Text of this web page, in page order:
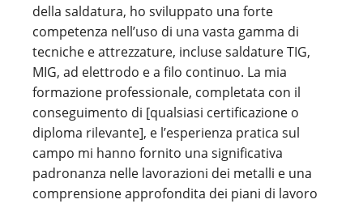
della saldatura, ho sviluppato una forte
competenza nell’uso di una vasta gamma di
tecniche e attrezzature, incluse saldature TIG,
MIG, ad elettrodo e a filo continuo. La mia
formazione professionale, completata con il
conseguimento di [qualsiasi certificazione o
diploma rilevante], e l’esperienza pratica sul
campo mi hanno fornito una significativa
padronanza nelle lavorazioni dei metalli e una
comprensione approfondita dei piani di lavoro